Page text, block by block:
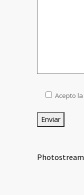
Acepto la
Photostream